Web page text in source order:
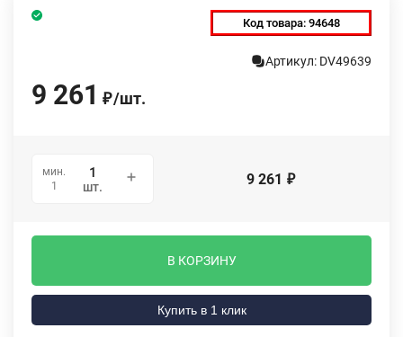
Код товара: 94648
Артикул: DV49639
9 261 ₽/шт.
мин.
1
шт. 9 261 ₽
В КОРЗИНУ
Купить в 1 клик